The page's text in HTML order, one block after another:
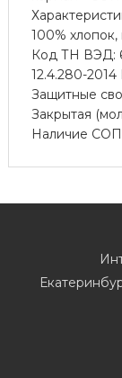
100%
Код ТН ВЭД:
12.4.280-
Защитные
Закрытая
Наличие